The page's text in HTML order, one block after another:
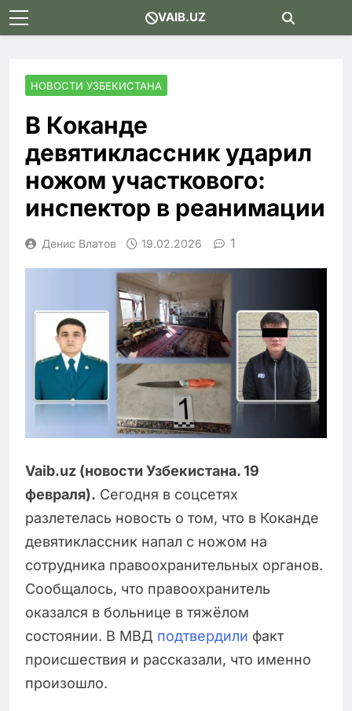
Skip
to
VAIB.UZ
НОВОСТИ УЗБЕКИСТАНА
В Коканде
девятиклассник ударил
ножом участкового:
инспектор в реанимации
Денис Влатов 19.02.2026 1
Vaib.uz (новости Узбекистана. 19
февраля). Сегодня в соцсетях
разлетелась новость о том, что в Коканде
девятиклассник напал с ножом на
сотрудника правоохранительных органов.
Сообщалось, что правоохранитель
оказался в больнице в тяжёлом
состоянии. В МВД подтвердили факт
происшествия и рассказали, что именно
произошло.